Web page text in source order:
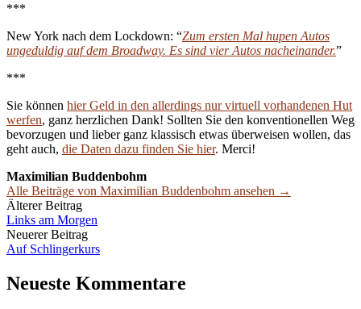
***
New York nach dem Lockdown: “Zum ersten Mal hupen Autos
ungeduldig auf dem Broadway. Es sind vier Autos nacheinander.”
***
Sie können hier Geld in den allerdings nur virtuell vorhandenen Hut
werfen, ganz herzlichen Dank! Sollten Sie den konventionellen Weg
bevorzugen und lieber ganz klassisch etwas überweisen wollen, das
geht auch, die Daten dazu finden Sie hier. Merci!
Maximilian Buddenbohm
Alle Beiträge von Maximilian Buddenbohm ansehen →
Beitrags-
Navigation
Älterer Beitrag
Links am Morgen
Neuerer Beitrag
Auf Schlingerkurs
Neueste Kommentare